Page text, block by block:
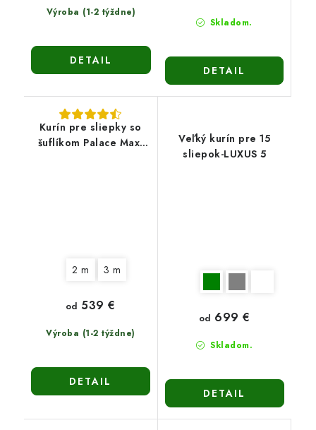
Výroba (1-2 týždne)
DETAIL
Skladom.
DETAIL
Kurín pre sliepky so
šuflíkom Palace Max-
2 m 3 m
Výroba (1-2 týždne)
od 539 €
DETAIL
Veľký kurín pre 15
sliepok-LUXUS 5
Skladom.
od 699 €
DETAIL